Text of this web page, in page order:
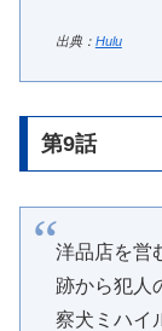
出典： Hulu
第9話
洋品店を営
跡から犯人
察犬ミハイ